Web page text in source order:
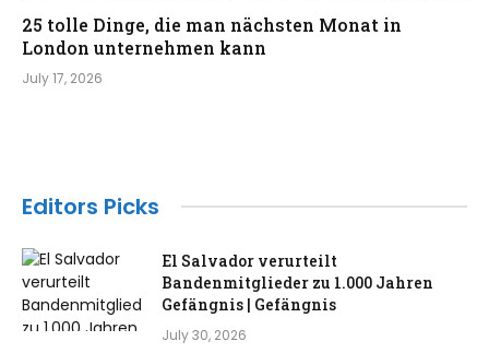
25 tolle Dinge, die man nächsten Monat in
London unternehmen kann
July 17, 2026
Editors Picks
El Salvador verurteilt
Bandenmitglieder zu 1.000 Jahren
Gefängnis | Gefängnis
July 30, 2026